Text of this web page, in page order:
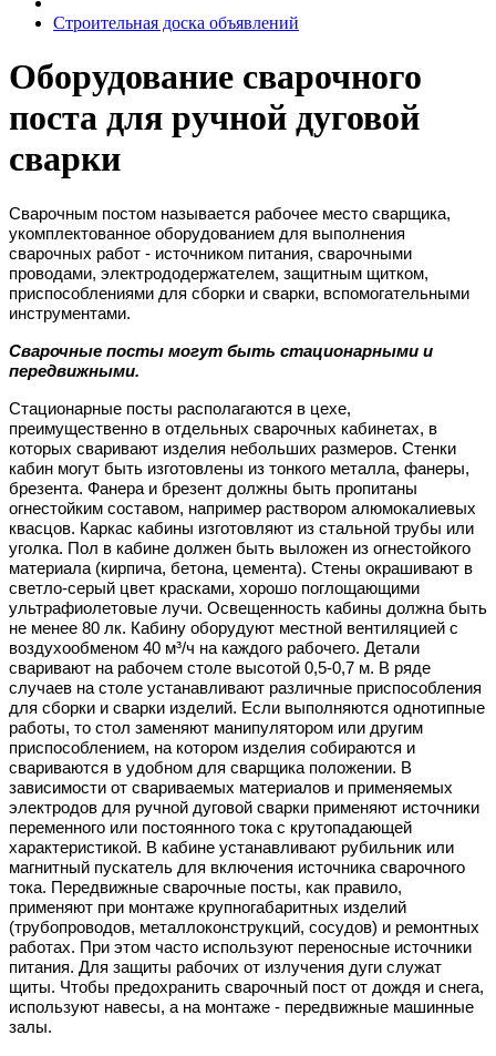
Строительная доска объявлений
Оборудование сварочного
поста для ручной дуговой
сварки
Сварочным постом называется рабочее место сварщика,
укомплектованное оборудованием для выполнения
сварочных работ - источником питания, сварочными
проводами, электрододержателем, защитным щитком,
приспособлениями для сборки и сварки, вспомогательными
инструментами.
Сварочные посты могут быть стационарными и
передвижными.
Стационарные посты располагаются в цехе,
преимущественно в отдельных сварочных кабинетах, в
которых сваривают изделия небольших размеров. Стенки
кабин могут быть изготовлены из тонкого металла, фанеры,
брезента. Фанера и брезент должны быть пропитаны
огнестойким составом, например раствором алюмокалиевых
квасцов. Каркас кабины изготовляют из стальной трубы или
уголка. Пол в кабине должен быть выложен из огнестойкого
материала (кирпича, бетона, цемента). Стены окрашивают в
светло-серый цвет красками, хорошо поглощающими
ультрафиолетовые лучи. Освещенность кабины должна быть
не менее 80 лк. Кабину оборудуют местной вентиляцией с
воздухообменом 40 м³/ч на каждого рабочего. Детали
сваривают на рабочем столе высотой 0,5-0,7 м. В ряде
случаев на столе устанавливают различные приспособления
для сборки и сварки изделий. Если выполняются однотипные
работы, то стол заменяют манипулятором или другим
приспособлением, на котором изделия собираются и
свариваются в удобном для сварщика положении. В
зависимости от свариваемых материалов и применяемых
электродов для ручной дуговой сварки применяют источники
переменного или постоянного тока с крутопадающей
характеристикой. В кабине устанавливают рубильник или
магнитный пускатель для включения источника сварочного
тока. Передвижные сварочные посты, как правило,
применяют при монтаже крупногабаритных изделий
(трубопроводов, металлоконструкций, сосудов) и ремонтных
работах. При этом часто используют переносные источники
питания. Для защиты рабочих от излучения дуги служат
щиты. Чтобы предохранить сварочный пост от дождя и снега,
используют навесы, а на монтаже - передвижные машинные
залы.